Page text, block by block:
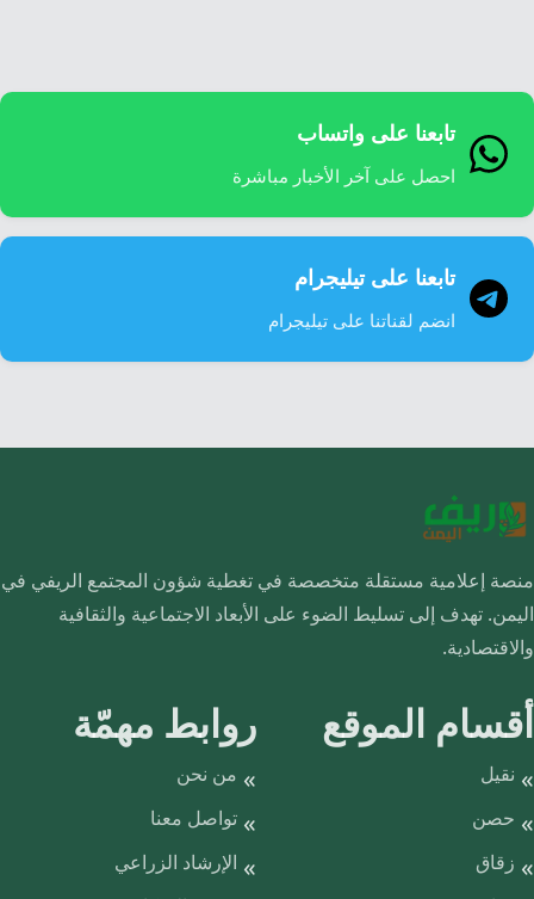
تابعنا على واتساب
احصل على آخر الأخبار مباشرة
تابعنا على تيليجرام
انضم لقناتنا على تيليجرام
منصة إعلامية مستقلة متخصصة في تغطية شؤون المجتمع الريفي في
اليمن. تهدف إلى تسليط الضوء على الأبعاد الاجتماعية والثقافية
والاقتصادية.
أقسام الموقع
نقيل
حصن
زقاق
روابط مهمّة
من نحن
تواصل معنا
الإرشاد الزراعي